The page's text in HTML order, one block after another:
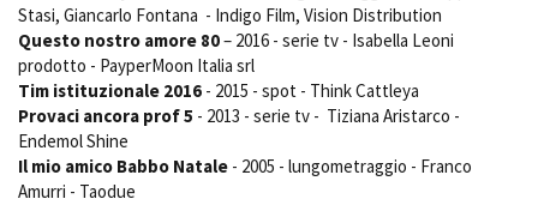
FILM DATABASE
BOOK DATABASE
NEWS
Lavora con noi
Stage - Tirocini - Scuola e
Elenco Operatori Economici
per affidamento lavori in
economia
Stasi, Giancarlo Fontana - Indigo Film, Vision Distribution
Questo nostro amore 80– 2016 - serie tv - Isabella Leoni
prodotto - PayperMoon Italia srl
Tim istituzionale 2016 - 2015 - spot - Think Cattleya
Provaci ancora prof 5 - 2013 - serie tv - Tiziana Aristarco -
Endemol Shine
Il mio amico Babbo Natale - 2005 - lungometraggio - Franco
Amurri - Taodue